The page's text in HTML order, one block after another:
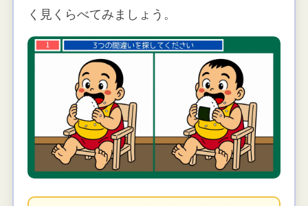
く見くらべてみましょう。